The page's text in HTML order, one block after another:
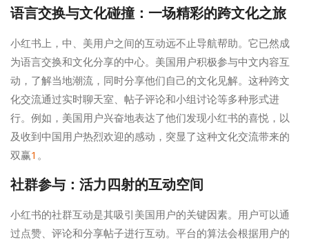
语言交换与文化碰撞：一场精彩的跨文化之旅
小红书上，中、美用户之间的互动远不止导航帮助。它已然成
为语言交换和文化分享的中心。美国用户积极参与中文内容互
动，了解当地潮流，同时分享他们自己的文化见解。这种跨文
化交流通过实时聊天室、帖子评论和小组讨论等多种形式进
行。例如，美国用户兴奋地表达了他们发现小红书的喜悦，以
及收到中国用户热烈欢迎的感动，突显了这种文化交流带来的
双赢1 。
社群参与：活力四射的互动空间
小红书的社群互动是其吸引美国用户的关键因素。用户可以通
过点赞、评论和分享帖子进行互动。平台的算法会根据用户的